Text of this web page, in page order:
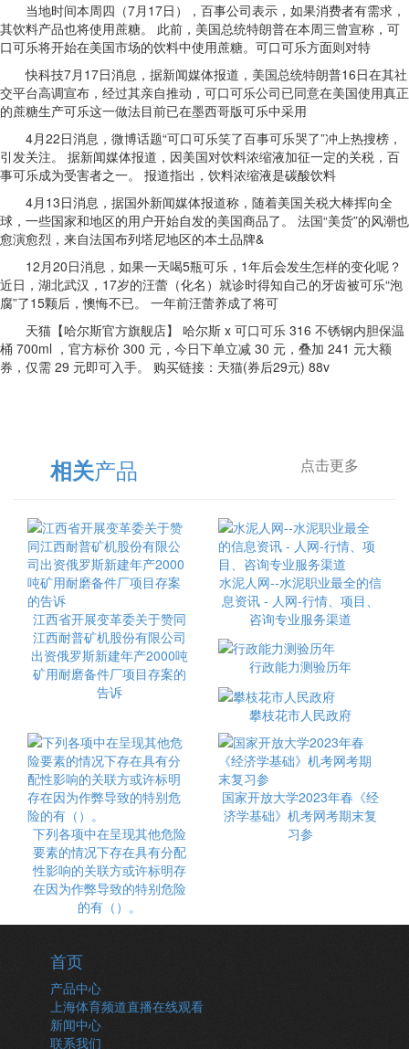
当地时间本周四（7月17日），百事公司表示，如果消费者有需求，
其饮料产品也将使用蔗糖。 此前，美国总统特朗普在本周三曾宣称，可
口可乐将开始在美国市场的饮料中使用蔗糖。可口可乐方面则对特
快科技7月17日消息，据新闻媒体报道，美国总统特朗普16日在其社
交平台高调宣布，经过其亲自推动，可口可乐公司已同意在美国使用真正
的蔗糖生产可乐这一做法目前已在墨西哥版可乐中采用
4月22日消息，微博话题“可口可乐笑了百事可乐哭了”冲上热搜榜，
引发关注。 据新闻媒体报道，因美国对饮料浓缩液加征一定的关税，百
事可乐成为受害者之一。 报道指出，饮料浓缩液是碳酸饮料
4月13日消息，据国外新闻媒体报道称，随着美国关税大棒挥向全
球，一些国家和地区的用户开始自发的美国商品了。 法国“美货”的风潮也
愈演愈烈，来自法国布列塔尼地区的本土品牌&
12月20日消息，如果一天喝5瓶可乐，1年后会发生怎样的变化呢？
近日，湖北武汉，17岁的汪蕾（化名）就诊时得知自己的牙齿被可乐“泡
腐”了15颗后，懊悔不已。 一年前汪蕾养成了将可
天猫【哈尔斯官方旗舰店】 哈尔斯 x 可口可乐 316 不锈钢内胆保温
桶 700ml ，官方标价 300 元，今日下单立减 30 元，叠加 241 元大额
券，仅需 29 元即可入手。 购买链接：天猫(券后29元) 88v
相关产品 点击更多
江西省开展变革委关于赞同
江西耐普矿机股份有限公司
出资俄罗斯新建年产2000吨
矿用耐磨备件厂项目存案的
告诉
水泥人网--水泥职业最全的信
息资讯 - 人网-行情、项目、
咨询专业服务渠道
行政能力测验历年
攀枝花市人民政府
下列各项中在呈现其他危险
要素的情况下存在具有分配
性影响的关联方或许标明存
在因为作弊导致的特别危险
的有（）。
国家开放大学2023年春《经
济学基础》机考网考期末复
习参
首页
产品中心
上海体育频道直播在线观看
新闻中心
联系我们